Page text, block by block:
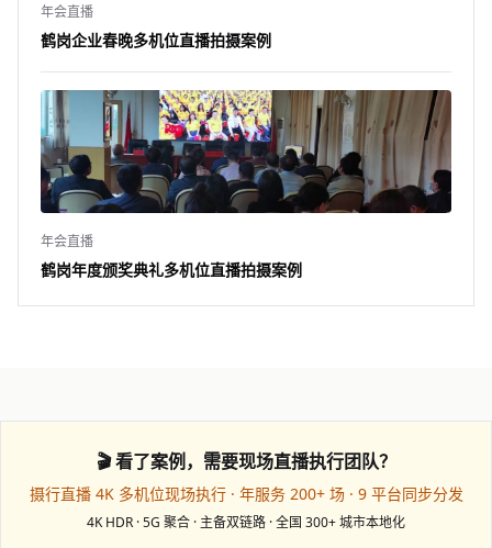
年会直播
鹤岗企业春晚多机位直播拍摄案例
年会直播
鹤岗年度颁奖典礼多机位直播拍摄案例
🎬 看了案例，需要现场直播执行团队？
摄行直播 4K 多机位现场执行 · 年服务 200+ 场 · 9 平台同步分发
4K HDR · 5G 聚合 · 主备双链路 · 全国 300+ 城市本地化